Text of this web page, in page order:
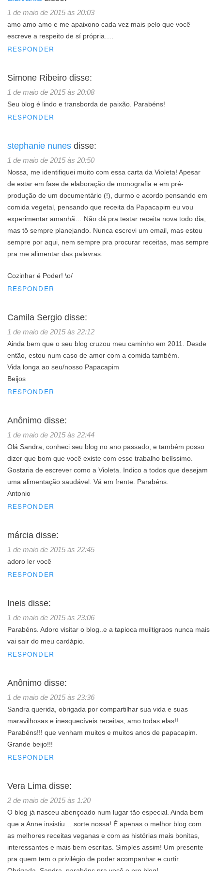
1 de maio de 2015 às 20:03
amo amo amo e me apaixono cada vez mais pelo que você
escreve a respeito de sí própria….
RESPONDER
Simone Ribeiro disse:
1 de maio de 2015 às 20:08
Seu blog é lindo e transborda de paixão. Parabéns!
RESPONDER
stephanie nunes disse:
1 de maio de 2015 às 20:50
Nossa, me identifiquei muito com essa carta da Violeta! Apesar
de estar em fase de elaboração de monografia e em pré-
produção de um documentário (!), durmo e acordo pensando em
comida vegetal, pensando que receita da Papacapim eu vou
experimentar amanhã… Não dá pra testar receita nova todo dia,
mas tô sempre planejando. Nunca escrevi um email, mas estou
sempre por aqui, nem sempre pra procurar receitas, mas sempre
pra me alimentar das palavras.
Cozinhar é Poder! \o/
RESPONDER
Camila Sergio disse:
1 de maio de 2015 às 22:12
Ainda bem que o seu blog cruzou meu caminho em 2011. Desde
então, estou num caso de amor com a comida também.
Vida longa ao seu/nosso Papacapim
Beijos
RESPONDER
Anônimo disse:
1 de maio de 2015 às 22:44
Olá Sandra, conheci seu blog no ano passado, e também posso
dizer que bom que você existe com esse trabalho belíssimo.
Gostaria de escrever como a Violeta. Indico a todos que desejam
uma alimentação saudável. Vá em frente. Parabéns.
Antonio
RESPONDER
márcia disse:
1 de maio de 2015 às 22:45
adoro ler você
RESPONDER
Ineis disse:
1 de maio de 2015 às 23:06
Parabéns. Adoro visitar o blog..e a tapioca muiltigraos nunca mais
vai sair do meu cardápio.
RESPONDER
Anônimo disse:
1 de maio de 2015 às 23:36
Sandra querida, obrigada por compartilhar sua vida e suas
maravilhosas e inesquecíveis receitas, amo todas elas!!
Parabéns!!! que venham muitos e muitos anos de papacapim.
Grande beijo!!!
RESPONDER
Vera Lima disse:
2 de maio de 2015 às 1:20
O blog já nasceu abençoado num lugar tão especial. Ainda bem
que a Anne insistiu… sorte nossa! É apenas o melhor blog com
as melhores receitas veganas e com as histórias mais bonitas,
interessantes e mais bem escritas. Simples assim! Um presente
pra quem tem o privilégio de poder acompanhar e curtir.